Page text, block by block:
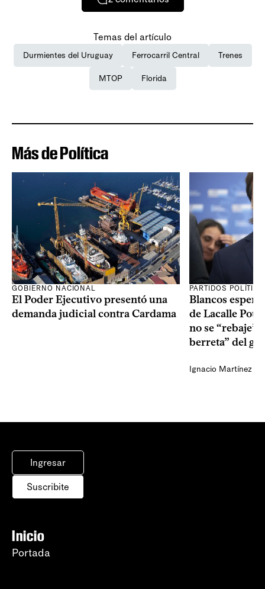
Temas del artículo
Durmientes del Uruguay Ferrocarril Central Trenes
MTOP Florida
Más de Política
GOBIERNO NACIONAL
El Poder Ejecutivo presentó una
demanda judicial contra Cardama
PARTIDOS
Blancos
de Lacalle Pou
no se “rebaje”
berreta” del
Ignacio Martínez
Ingresar
Suscribite
Inicio
Portada